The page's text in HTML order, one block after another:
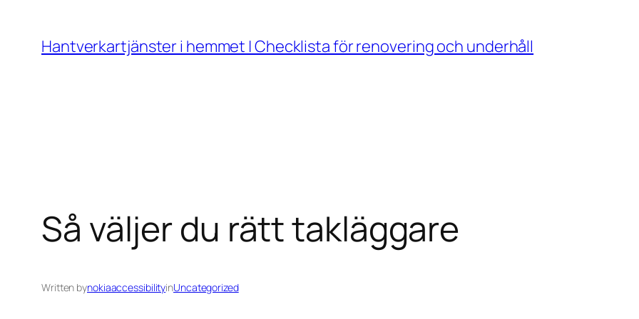
content
Hantverkartjänster i hemmet | Checklista för renovering och underhåll
Så väljer du rätt takläggare
Written bynokiaaccessibilityinUncategorized